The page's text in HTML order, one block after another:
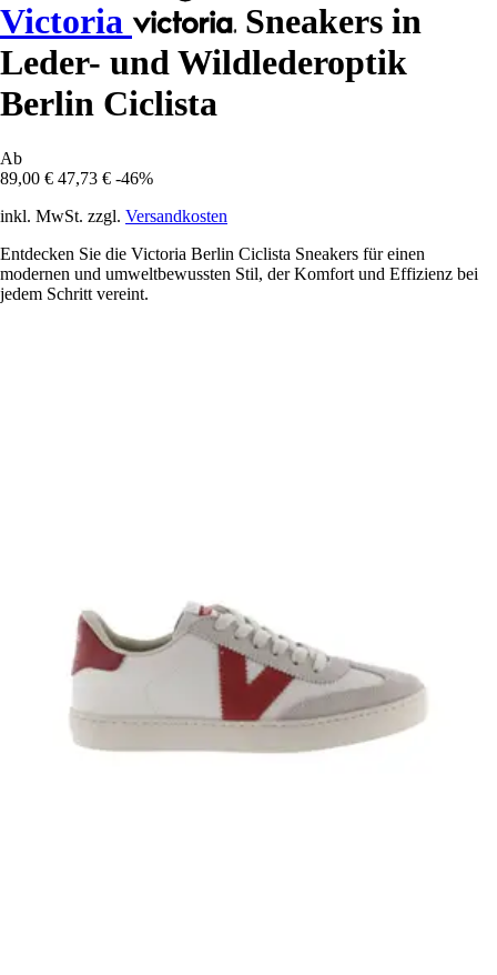
Victoria
Sneakers in
Leder- und Wildlederoptik
Berlin Ciclista
Ab
89,00 € 47,73 € -46%
inkl. MwSt. zzgl. Versandkosten
Entdecken Sie die Victoria Berlin Ciclista Sneakers für einen
modernen und umweltbewussten Stil, der Komfort und Effizienz bei
jedem Schritt vereint.